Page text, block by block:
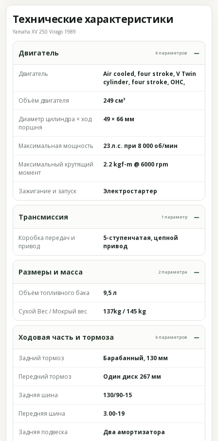
Технические характеристики
Yamaha XV 250 Virago 1989
Двигатель 6 параметров
Двигатель
Air cooled, four stroke, V Twin
cylinder, four stroke, OHC,
Объём двигателя 249 см³
Диаметр цилиндра × ход
поршня
49 × 66 мм
Максимальная мощность 23 л.с. при 8 000 об/мин
Максимальный крутящий
момент
2.2 kgf-m @ 6000 rpm
Зажигание и запуск Электростартер
Трансмиссия 1 параметр
Коробка передач и
привод
5-ступенчатая, цепной
привод
Размеры и масса 2 параметра
Объём топливного бака 9,5 л
Сухой Вес / Мокрый вес 137kg / 145 kg
Ходовая часть и тормоза 6 параметров
Задний тормоз Барабанный, 130 мм
Передний тормоз Один диск 267 мм
Задняя шина 130/90-15
Передняя шина 3.00-19
Задняя подвеска Два амортизатора